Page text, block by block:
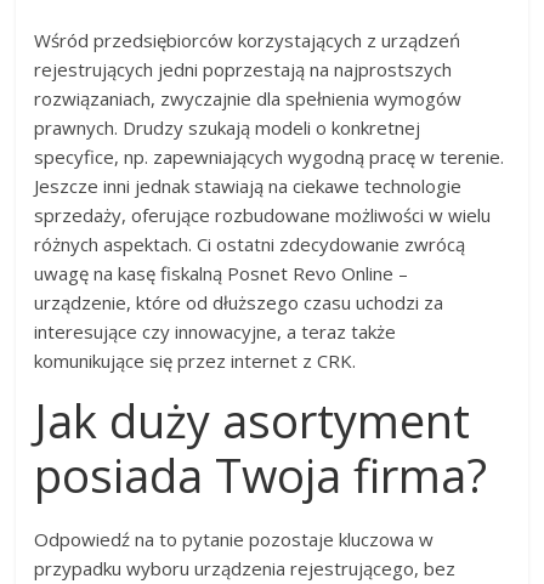
Wśród przedsiębiorców korzystających z urządzeń
rejestrujących jedni poprzestają na najprostszych
rozwiązaniach, zwyczajnie dla spełnienia wymogów
prawnych. Drudzy szukają modeli o konkretnej
specyfice, np. zapewniających wygodną pracę w terenie.
Jeszcze inni jednak stawiają na ciekawe technologie
sprzedaży, oferujące rozbudowane możliwości w wielu
różnych aspektach. Ci ostatni zdecydowanie zwrócą
uwagę na kasę fiskalną Posnet Revo Online –
urządzenie, które od dłuższego czasu uchodzi za
interesujące czy innowacyjne, a teraz także
komunikujące się przez internet z CRK.
Jak duży asortyment
posiada Twoja firma?
Odpowiedź na to pytanie pozostaje kluczowa w
przypadku wyboru urządzenia rejestrującego, bez